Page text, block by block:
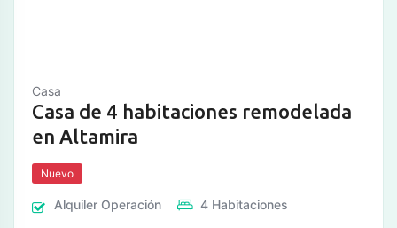
Casa
Casa de 4 habitaciones remodelada
en Altamira
Nuevo
Alquiler Operación 4 Habitaciones